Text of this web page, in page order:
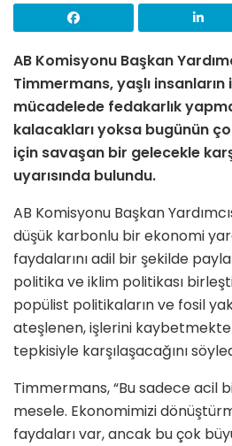
AB Komisyonu Başkan
Timmermans, yaşlı
mücadelede fedakarlık
kalacakları yoksa bugünün
için savaşan bir gelecekle
uyarısında bulundu.
AB Komisyonu Başkan
düşük karbonlu bir ekonomi
faydalarını adil bir şekilde
politika ve iklim politikası
popülist politikaların ve fosil
ateşlenen, işlerini
tepkisiyle karşılaşacağını
Timmermans, “Bu sadece acil
mesele. Ekonomimizi
faydaları var, ancak bu çok